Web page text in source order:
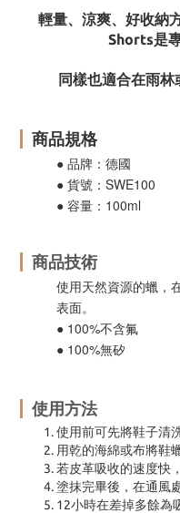
輕量、涼爽、好收納
Shorts是
同樣也適合在雨林
商品規格
● 品牌：德國
● 貨號：SWE100
● 容量：100ml
商品技術
使用天然資源的蠟，
表面。
● 100%不含氟
● 100%無矽
使用方法
使用前可先將鞋子清
用乾的海綿或布將鞋
若皮革吸收的速度快
塗抹完畢後，在通風
12小時在差掉多餘為